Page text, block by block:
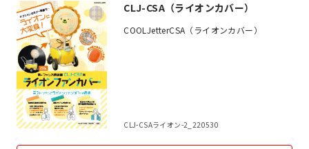
CLJ-CSA（ライオンカバー）
COOLJetterCSA（ライオンカバー）
CLJ-CSAライオン-2_220530